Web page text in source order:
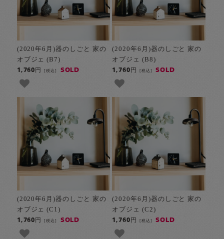
(2020年6月)器のしごと 家の
オブジェ (B7)
1,760円[税込] SOLD
(2020年6月)器のしごと 家の
オブジェ (B8)
1,760円 [税込] SOLD
(2020年6月)器のしごと 家の
オブジェ (C1)
1,760円[税込] SOLD
(2020年6月)器のしごと 家の
オブジェ (C2)
1,760円 [税込] SOLD